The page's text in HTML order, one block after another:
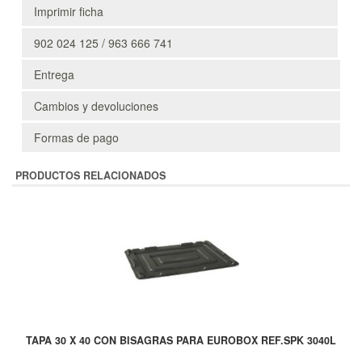
Imprimir ficha
902 024 125 / 963 666 741
Entrega
Cambios y devoluciones
Formas de pago
PRODUCTOS RELACIONADOS
TAPA 30 X 40 CON BISAGRAS PARA EUROBOX REF.SPK 3040L